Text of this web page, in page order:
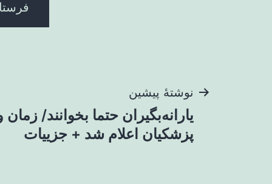
راهبری
نوشته
نوشتهٔ پیشین
یارانه‌بگیران حتما بخوانند/ زمان
پزشکیان اعلام شد + جزییات